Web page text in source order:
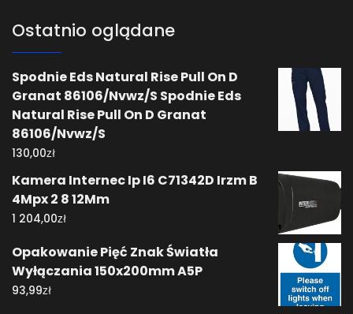
Ostatnio oglądane
Spodnie Eds Natural Rise Pull On D
Granat 86106/Nvwz/S Spodnie Eds
Natural Rise Pull On D Granat
86106/Nvwz/S
130,00zł
Kamera Internec Ip I6 C71342D Irzm B
4Mpx 2 8 12Mm
1 204,00zł
Opakowanie Pięć Znak Światła
Wyłączania 150x200mm A5P
93,99zł